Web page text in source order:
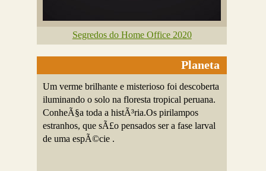
Segredos do Home Office 2020
Planeta
Um verme brilhante e misterioso foi descoberta
iluminando o solo na floresta tropical peruana.
ConheÃ§a toda a histÃ³ria.Os pirilampos
estranhos, que sÃ£o pensados ser a fase larval
de uma espÃ©cie .